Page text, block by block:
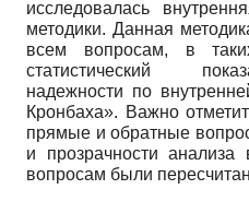
исследовалась
методики. Данная
всем вопросам, в
статистический
надежности по
Кронбаха». Важно
прямые и обратные
и прозрачности
вопросам были